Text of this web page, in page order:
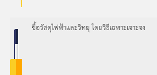
ซื้อวัสดุไฟฟ้าและวิทยุ โดยวิธีเฉพาะเจาะจง